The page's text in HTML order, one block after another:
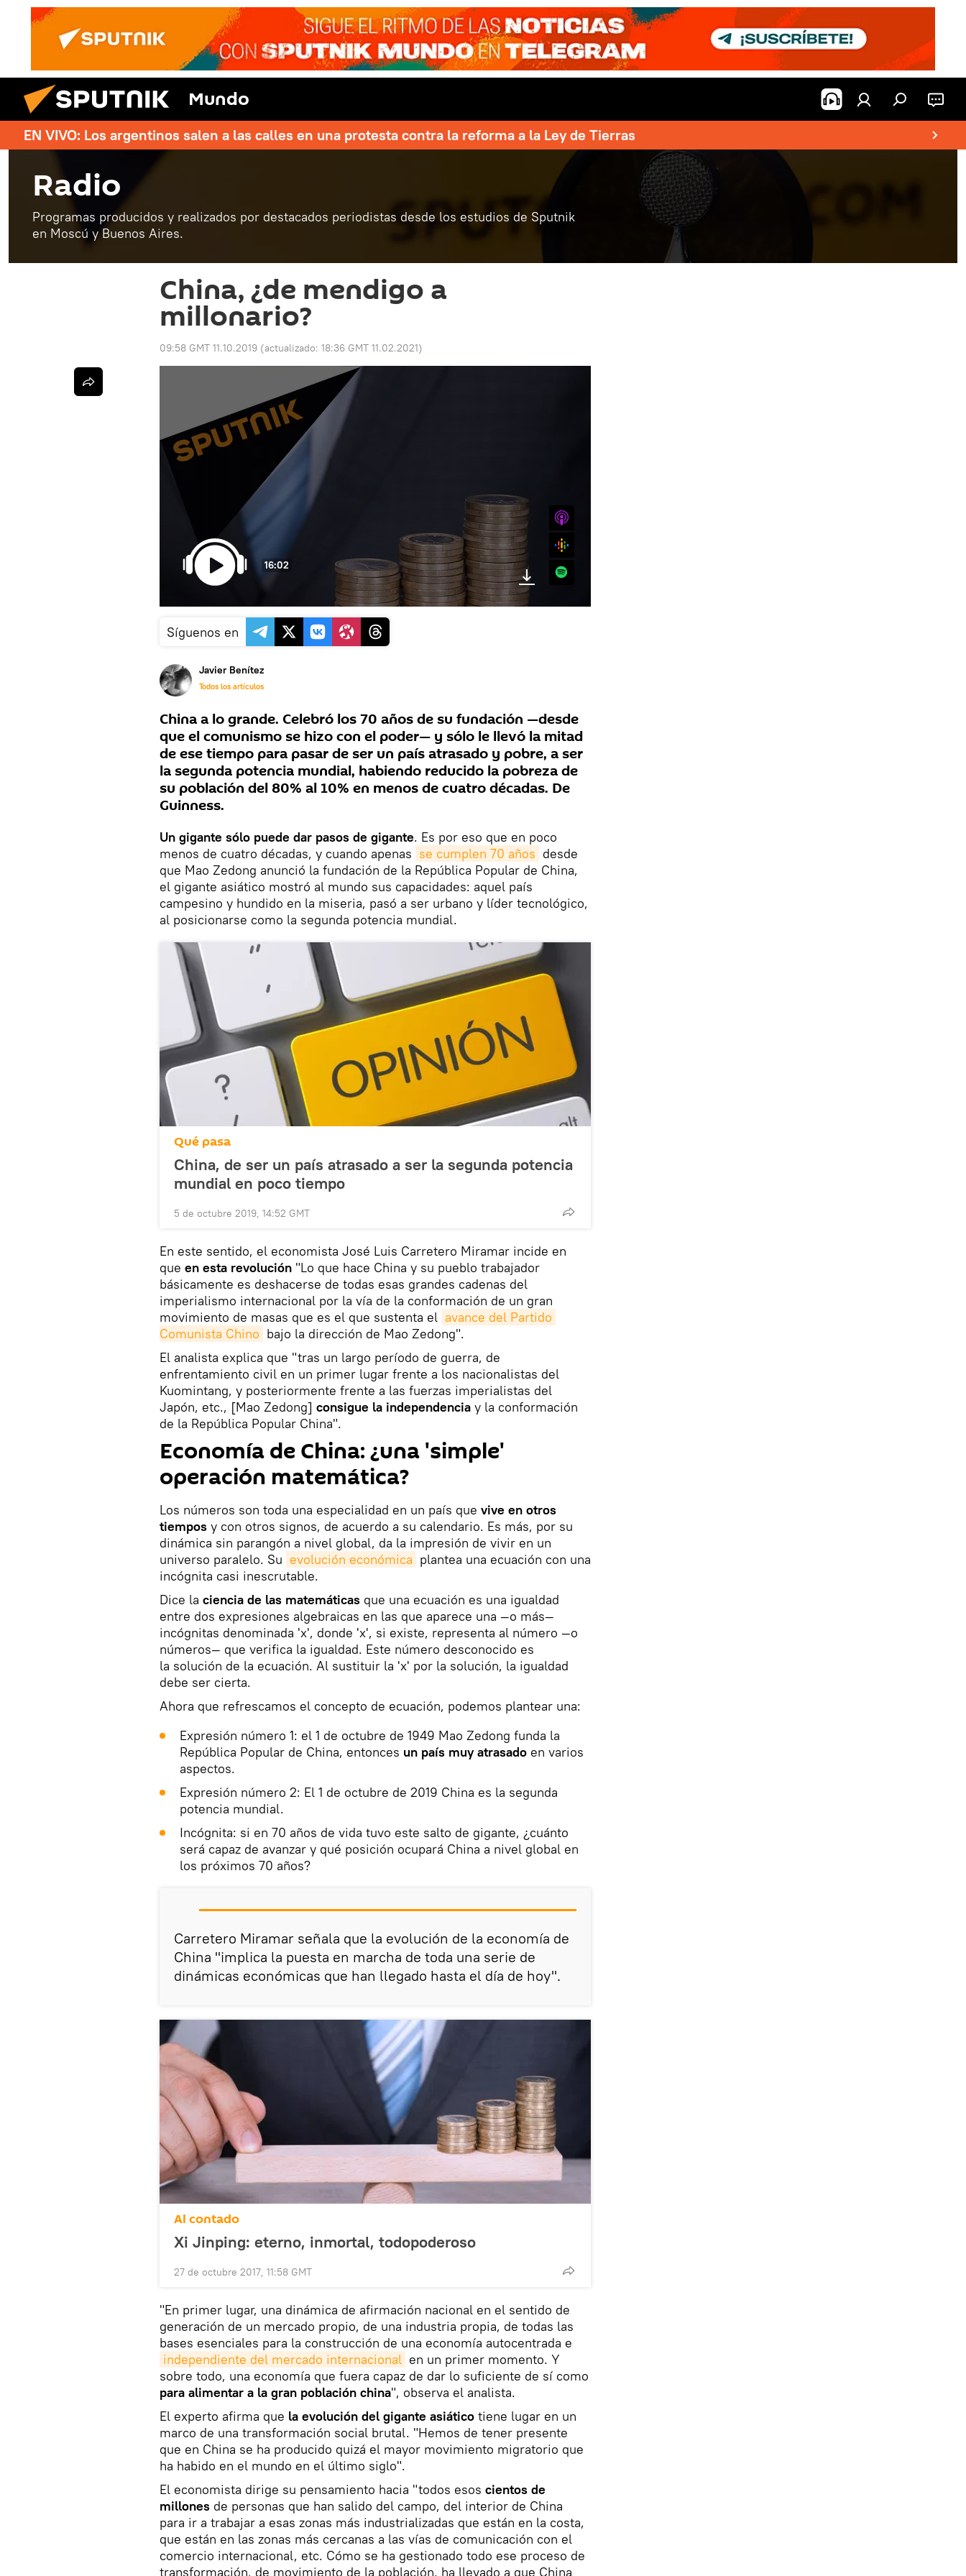
Mundo
EN VIVO: Los argentinos salen a las calles en una protesta contra la reforma a la Ley de Tierras
Radio
Programas producidos y realizados por destacados periodistas desde los estudios de Sputnik
en Moscú y Buenos Aires.
China, ¿de mendigo a
millonario?
09:58 GMT 11.10.2019 (actualizado: 18:36 GMT 11.02.2021)
16:02
iTunes
Google
Spotify
Síguenos en
Javier Benítez
Todos los artículos
China a lo grande. Celebró los 70 años de su fundación —desde
que el comunismo se hizo con el poder— y sólo le llevó la mitad
de ese tiempo para pasar de ser un país atrasado y pobre, a ser
la segunda potencia mundial, habiendo reducido la pobreza de
su población del 80% al 10% en menos de cuatro décadas. De
Guinness.
Un gigante sólo puede dar pasos de gigante. Es por eso que en poco
menos de cuatro décadas, y cuando apenas se cumplen 70 años desde
que Mao Zedong anunció la fundación de la República Popular de China,
el gigante asiático mostró al mundo sus capacidades: aquel país
campesino y hundido en la miseria, pasó a ser urbano y líder tecnológico,
al posicionarse como la segunda potencia mundial.
Qué pasa
China, de ser un país atrasado a ser la segunda potencia
mundial en poco tiempo
5 de octubre 2019, 14:52 GMT
En este sentido, el economista José Luis Carretero Miramar incide en
que en esta revolución "Lo que hace China y su pueblo trabajador
básicamente es deshacerse de todas esas grandes cadenas del
imperialismo internacional por la vía de la conformación de un gran
movimiento de masas que es el que sustenta el avance del Partido
Comunista Chino bajo la dirección de Mao Zedong".
El analista explica que "tras un largo período de guerra, de
enfrentamiento civil en un primer lugar frente a los nacionalistas del
Kuomintang, y posteriormente frente a las fuerzas imperialistas del
Japón, etc., [Mao Zedong] consigue la independencia y la conformación
de la República Popular China".
Economía de China: ¿una 'simple'
operación matemática?
Los números son toda una especialidad en un país que vive en otros
tiempos y con otros signos, de acuerdo a su calendario. Es más, por su
dinámica sin parangón a nivel global, da la impresión de vivir en un
universo paralelo. Su evolución económica plantea una ecuación con una
incógnita casi inescrutable.
Dice la ciencia de las matemáticas que una ecuación es una igualdad
entre dos expresiones algebraicas en las que aparece una —o más—
incógnitas denominada 'x', donde 'x', si existe, representa al número —o
números— que verifica la igualdad. Este número desconocido es
la solución de la ecuación. Al sustituir la 'x' por la solución, la igualdad
debe ser cierta.
Ahora que refrescamos el concepto de ecuación, podemos plantear una:
Expresión número 1: el 1 de octubre de 1949 Mao Zedong funda la
República Popular de China, entonces un país muy atrasado en varios
aspectos.
Expresión número 2: El 1 de octubre de 2019 China es la segunda
potencia mundial.
Incógnita: si en 70 años de vida tuvo este salto de gigante, ¿cuánto
será capaz de avanzar y qué posición ocupará China a nivel global en
los próximos 70 años?
Carretero Miramar señala que la evolución de la economía de
China "implica la puesta en marcha de toda una serie de
dinámicas económicas que han llegado hasta el día de hoy".
Al contado
Xi Jinping: eterno, inmortal, todopoderoso
27 de octubre 2017, 11:58 GMT
"En primer lugar, una dinámica de afirmación nacional en el sentido de
generación de un mercado propio, de una industria propia, de todas las
bases esenciales para la construcción de una economía autocentrada e
independiente del mercado internacional en un primer momento. Y
sobre todo, una economía que fuera capaz de dar lo suficiente de sí como
para alimentar a la gran población china", observa el analista.
El experto afirma que la evolución del gigante asiático tiene lugar en un
marco de una transformación social brutal. "Hemos de tener presente
que en China se ha producido quizá el mayor movimiento migratorio que
ha habido en el mundo en el último siglo".
El economista dirige su pensamiento hacia "todos esos cientos de
millones de personas que han salido del campo, del interior de China
para ir a trabajar a esas zonas más industrializadas que están en la costa,
que están en las zonas más cercanas a las vías de comunicación con el
comercio internacional, etc. Cómo se ha gestionado todo ese proceso de
transformación, de movimiento de la población, ha llevado a que China